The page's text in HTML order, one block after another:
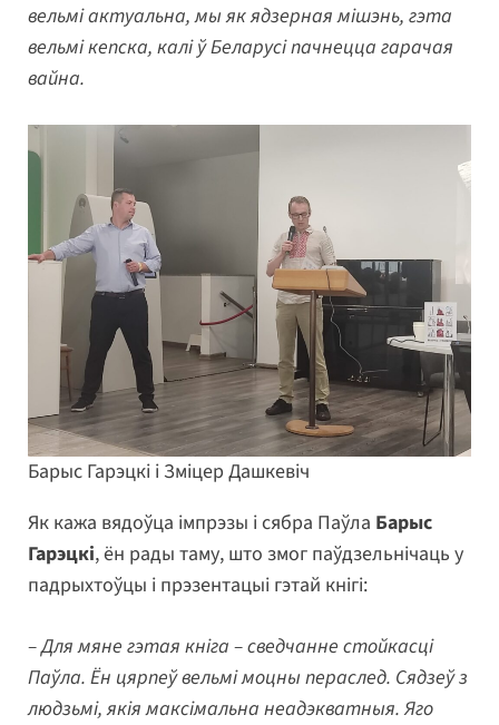
вельмі актуальна, мы як ядзерная мішэнь, гэта
вельмі кепска, калі ў Беларусі пачнецца гарачая
вайна.
Барыс Гарэцкі і Зміцер Дашкевіч
Як кажа вядоўца імпрэзы і сябра Паўла Барыс
Гарэцкі, ён рады таму, што змог паўдзельнічаць у
падрыхтоўцы і прэзентацыі гэтай кнігі:
– Для мяне гэтая кніга – сведчанне стойкасці
Паўла. Ён цярпеў вельмі моцны пераслед. Сядзеў з
людзьмі, якія максімальна неадэкватныя. Яго